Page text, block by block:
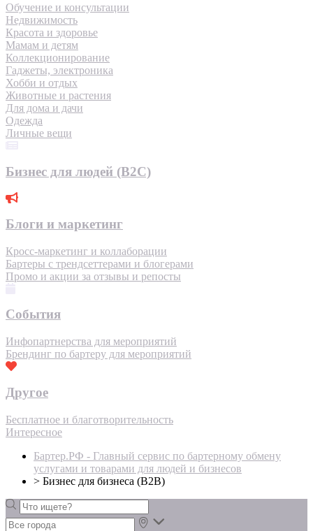
Обучение и консультации
Недвижимость
Красота и здоровье
Мамам и детям
Коллекционирование
Гаджеты, электроника
Хобби и отдых
Животные и растения
Для дома и дачи
Одежда
Личные вещи
Бизнес для людей (B2C)
Блоги и маркетинг
Кросс-маркетинг и коллаборации
Бартеры с трендсеттерами и блогерами
Промо и акции за отзывы и репосты
События
Инфопартнерства для мероприятий
Брендинг по бартеру для мероприятий
Другое
Бесплатное и благотворительность
Интересное
Бартер.РФ - Главный сервис по бартерному обмену
услугами и товарами для людей и бизнесов
> Бизнес для бизнеса (B2B)